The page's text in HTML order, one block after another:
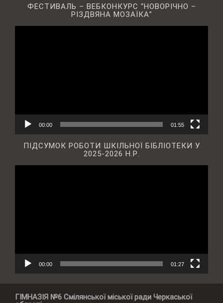
ФЕСТИВАЛЬ – ВЕБКОНКУРС “НОВОРІЧНО –
РІЗДВЯНА МОЗАЇКА”
00:00 01:55
ПІДСУМОК РОБОТИ ШКІЛЬНОЇ БІБЛІОТЕКИ У
2025-2026 Н.Р.
00:00 01:27
ГІМНАЗІЯ №6 Смілянської міської ради Черкаської